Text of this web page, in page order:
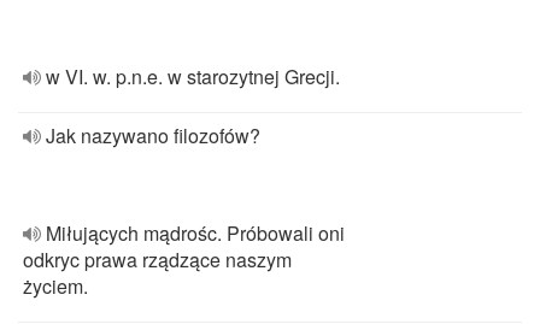
w VI. w. p.n.e. w starozytnej Grecji.
Jak nazywano filozofów?
Miłujących mądrośc. Próbowali oni
odkryc prawa rządzące naszym
życiem.